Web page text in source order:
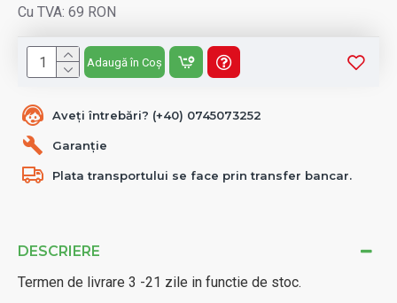
DESCRIERE
Termen de livrare 3 -21 zile in functie de stoc.
Aveți întrebări? (+40) 0745073252
Garanție
Plata transportului se face prin transfer bancar.
Cu TVA: 69 RON
Adaugă în Coș